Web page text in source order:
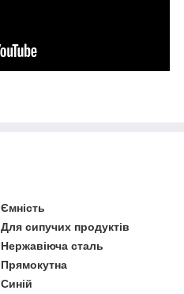
Ємність
Для сипучих продуктів
Нержавіюча сталь
Прямокутна
Синій